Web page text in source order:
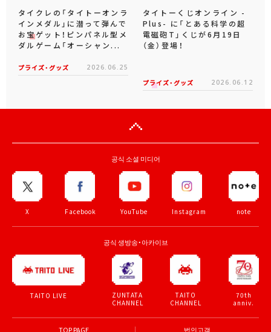
タイクレの「タイトーオンラ
インメダル」に潜って弾んで
お宝ゲット！ピンパネル型メ
ダルゲーム「オーシャン...
プライズ・グッズ 2026.06.25
タイトーくじオンライン -
Plus- に「とある科学の超
電磁砲T」くじが6月19日
（金）登場！
プライズ・グッズ 2026.06.12
공식 소셜 미디어
X Facebook YouTube Instagram note
공식 생방송・아카이브
TAITO LIVE
ZUNTATA
CHANNEL
TAITO
CHANNEL
70th
anniv.